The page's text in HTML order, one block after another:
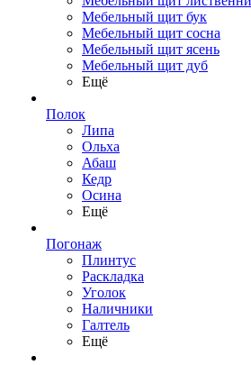
Мебельный щит бук
Мебельный щит сосна
Мебельный щит ясень
Мебельный щит дуб
Ещё
Полок
Липа
Ольха
Абаш
Кедр
Осина
Ещё
Погонаж
Плинтус
Раскладка
Уголок
Наличники
Галтель
Ещё